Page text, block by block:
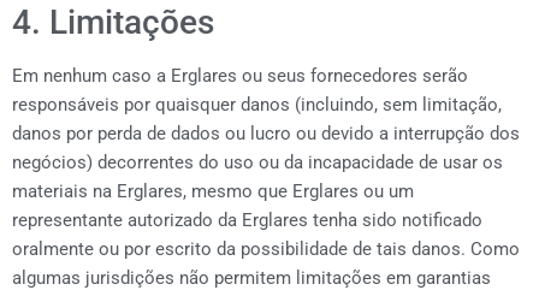
4. Limitações
Em nenhum caso a Erglares ou seus fornecedores serão
responsáveis por quaisquer danos (incluindo, sem limitação,
danos por perda de dados ou lucro ou devido a interrupção dos
negócios) decorrentes do uso ou da incapacidade de usar os
materiais na Erglares, mesmo que Erglares ou um
representante autorizado da Erglares tenha sido notificado
oralmente ou por escrito da possibilidade de tais danos. Como
algumas jurisdições não permitem limitações em garantias